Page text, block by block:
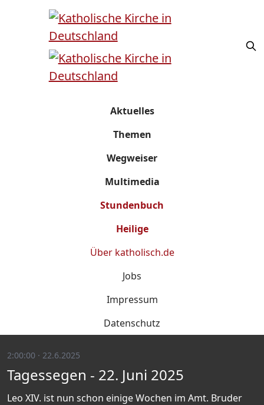
Aktuelles
Themen
Wegweiser
Multimedia
Stundenbuch
Heilige
Über katholisch.de
Jobs
Impressum
Datenschutz
2:00:00 · 22.6.2025
Tagessegen - 22. Juni 2025
Leo XIV. ist nun schon einige Wochen im Amt. Bruder